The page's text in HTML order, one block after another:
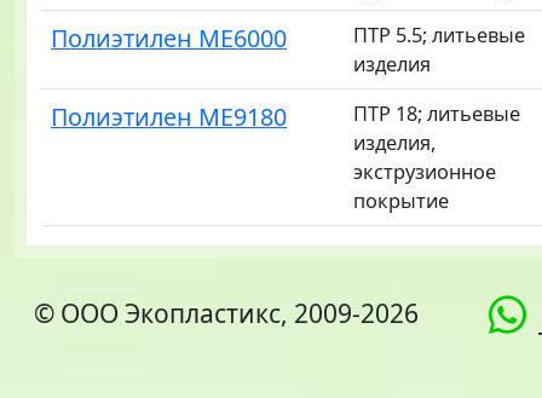
Полиэтилен ME6000
ПТР 5.5; литьевые
изделия
Полиэтилен ME9180
ПТР 18; литьевые
изделия,
экструзионное
покрытие
© ООО Экопластикс, 2009-2026